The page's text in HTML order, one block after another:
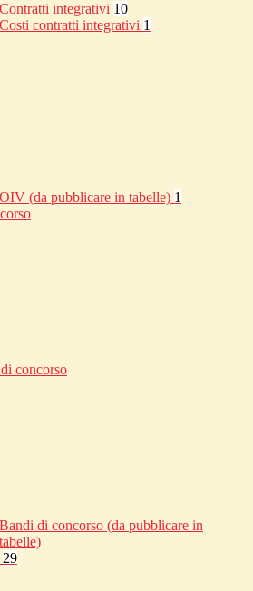
Contratti integrativi 10
Costi contratti integrativi 1
OIV (da pubblicare in tabelle) 1
concorso
Bandi di concorso (da pubblicare in
tabelle)
29